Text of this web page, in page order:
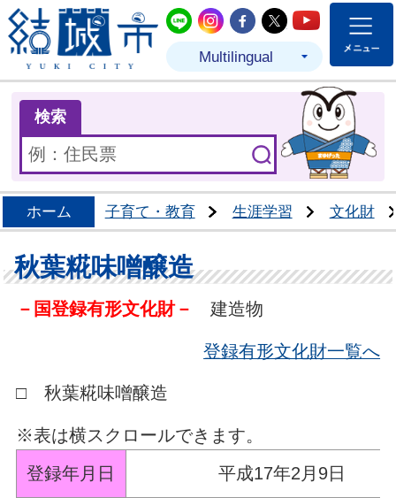
結城市公式LINE
結城市公式Instagram
結城市公式
結城市公式
結城市
Multilingual
検索
ホーム 子育て・教育 生涯学習 文化財
秋葉糀味噌醸造
－国登録有形文化財－ 建造物
登録有形文化財一覧へ
□ 秋葉糀味噌醸造
※表は横スクロールできます。
登録年月日
平成17年2月9日